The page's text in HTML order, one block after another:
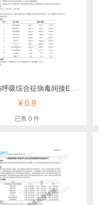
¥ 0.9
已售 0 件